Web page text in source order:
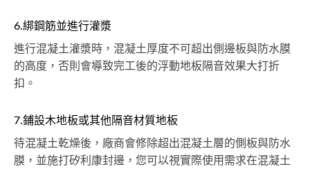
6.綁鋼筋並進行灌漿
進行混凝土灌漿時，混凝土厚度不可超出側邊板與防水膜
的高度，否則會導致完工後的浮動地板隔音效果大打折
扣。
7.鋪設木地板或其他隔音材質地板
待混凝土乾燥後，廠商會修除超出混凝土層的側板與防水
膜，並施打矽利康封邊，您可以視實際使用需求在混凝土